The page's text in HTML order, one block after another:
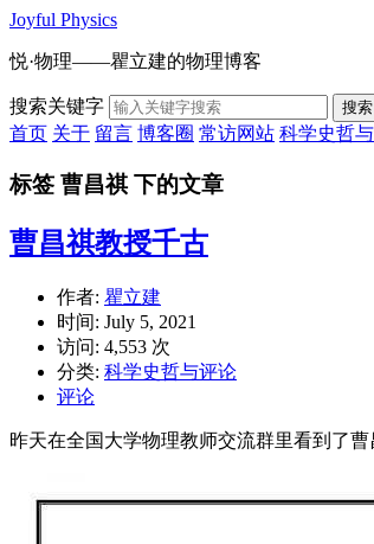
Joyful Physics
悦·物理——瞿立建的物理博客
搜索关键字 搜索
首页 关于 留言 博客圈 常访网站 科学史哲
标签 曹昌祺 下的文章
曹昌祺教授千古
作者: 瞿立建
时间: July 5, 2021
访问: 4,553 次
分类: 科学史哲与评论
评论
昨天在全国大学物理教师交流群里看到了曹